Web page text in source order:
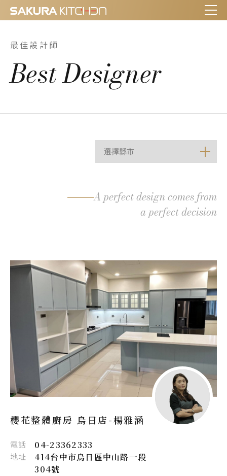
最佳設計師
Best Designer
A perfect design comes from
a perfect decision
櫻花整體廚房 烏日店-楊雅涵
電話 04-23362333
地址
414台中市烏日區中山路一段
304號